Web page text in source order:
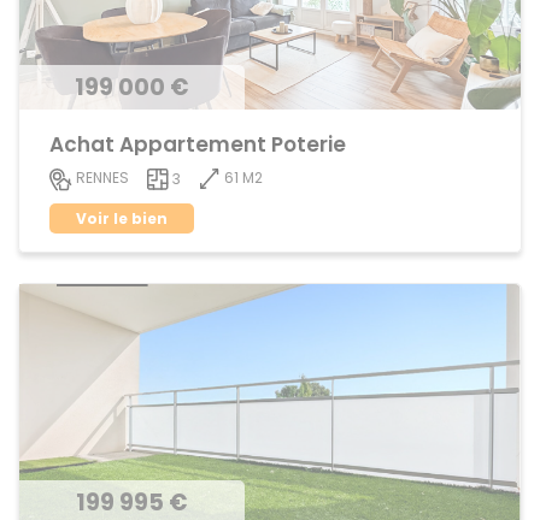
199 000 €
Achat Appartement Poterie
RENNES 3
61 M2
Voir le bien
199 995 €